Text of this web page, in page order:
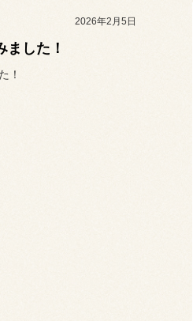
2026年2月5日
した！
！